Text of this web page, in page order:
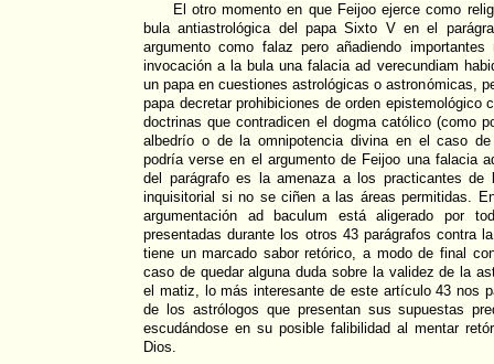
El otro momento en que Feijoo ejerce como
bula antiastrológica del papa Sixto V en el
argumento como falaz pero añadiendo
invocación a la bula una falacia ad verecundiam
un papa en cuestiones astrológicas o astronómicas,
papa decretar prohibiciones de orden epistemológico
doctrinas que contradicen el dogma católico (como
albedrío o de la omnipotencia divina en el caso
podría verse en el argumento de Feijoo una falacia
del parágrafo es la amenaza a los practicantes de
inquisitorial si no se ciñen a las áreas permitidas.
argumentación ad baculum está aligerado por
presentadas durante los otros 43 parágrafos contra
tiene un marcado sabor retórico, a modo de final
caso de quedar alguna duda sobre la validez de la
el matiz, lo más interesante de este artículo 43 nos
de los astrólogos que presentan sus supuestas
escudándose en su posible falibilidad al mentar
Dios.